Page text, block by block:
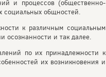
и процессов (общественно-
социальных общностей.
к различным социальным
осознанности и так далее.
по их принадлежности к
их возникновения и